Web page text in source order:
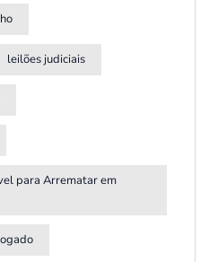
leilões judiciais
para Arrematar em